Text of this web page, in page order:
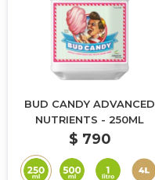
BUD CANDY ADVANCED
NUTRIENTS - 250ML
$ 790